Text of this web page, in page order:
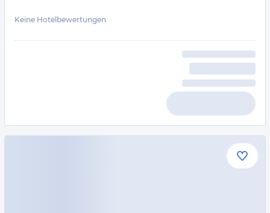
Keine Hotelbewertungen